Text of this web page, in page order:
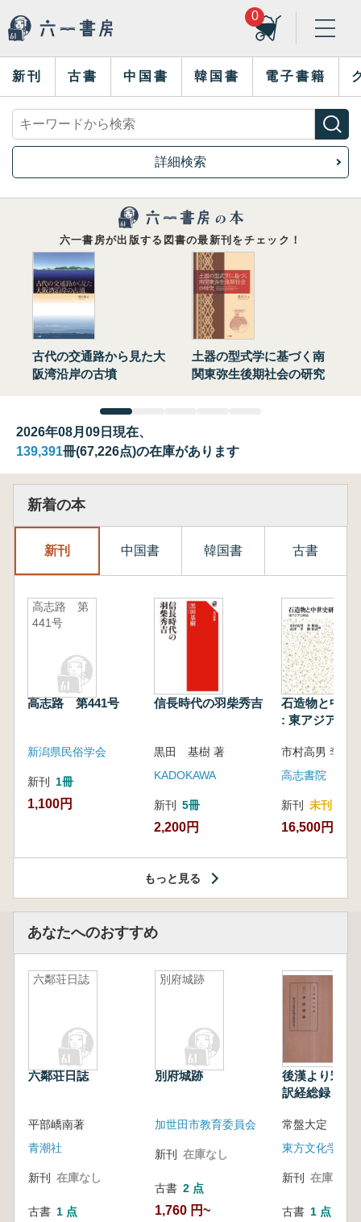
0
新刊 古書 中国書 韓国書 電子書籍
詳細検索
六一書房が出版する図書の最新刊をチェック！
古代の交通路から見た大
阪湾沿岸の古墳
土器の型式学に基づく南
関東弥生後期社会の研究
2026年08月09日現在、
139,391冊(67,226点)の在庫があります
新着の本
新刊 中国書 韓国書 古書
高志路 第
441号
高志路 第441号
新潟県民俗学会
新刊 1冊
1,100円
信長時代の羽柴秀吉
黒田 基樹 著
KADOKAWA
新刊 5冊
2,200円
石造物と中世
: 東アジアと
高志書院
新刊 未刊
16,500円
もっと見る
あなたへのおすすめ
六鄰荘日誌
六鄰荘日誌
平部嶠南著
青潮社
新刊 在庫なし
古書 1 点
別府城跡
別府城跡
加世田市教育委員会
新刊 在庫なし
古書 2 点
1,760 円~
後漢より宋斉
訳経総録
常盤大定 著
新刊 在庫なし
古書 1 点